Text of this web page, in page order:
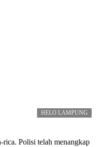
HELO LAMPUNG
Polisi telah menangkap